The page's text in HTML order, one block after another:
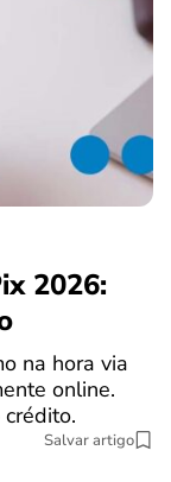
2026:
na hora via
online.
Salvar artigo